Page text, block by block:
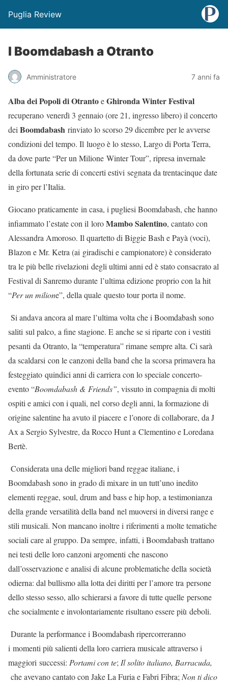
Puglia Review
I Boomdabash a Otranto
Amministratore 7 anni fa
Alba dei Popoli di OtrantoeGhironda Winter Festival
recuperano venerdì 3 gennaio (ore 21, ingresso libero) il concerto
dei Boomdabash rinviato lo scorso 29 dicembre per le avverse
condizioni del tempo. Il luogo è lo stesso, Largo di Porta Terra,
da dove parte “Per un Milione Winter Tour”, ripresa invernale
della fortunata serie di concerti estivi segnata da trentacinque date
in giro per l’Italia.
Giocano praticamente in casa, i pugliesi Boomdabash, che hanno
infiammato l’estate con il loroMambo Salentino, cantato con
Alessandra Amoroso. Il quartetto di Biggie Bash e Payà (voci),
Blazon e Mr. Ketra (ai giradischi e campionatore) è considerato
tra le più belle rivelazioni degli ultimi anni ed è stato consacrato al
Festival di Sanremo durante l’ultima edizione proprio con la hit
“Per un milione”, della quale questo tour porta il nome.
Si andava ancora al mare l’ultima volta che i Boomdabash sono
saliti sul palco, a fine stagione. E anche se si riparte con i vestiti
pesanti da Otranto, la “temperatura” rimane sempre alta. Ci sarà
da scaldarsi con le canzoni della band che la scorsa primavera ha
festeggiato quindici anni di carriera con lo speciale concerto-
evento “Boomdabash & Friends”, vissuto in compagnia di molti
ospiti e amici con i quali, nel corso degli anni, la formazione di
origine salentine ha avuto il piacere e l’onore di collaborare, da J
Ax a Sergio Sylvestre, da Rocco Hunt a Clementino e Loredana
Bertè.
Considerata una delle migliori band reggae italiane, i
Boomdabash sono in grado di mixare in un tutt’uno inedito
elementi reggae, soul, drum and bass e hip hop, a testimonianza
della grande versatilità della band nel muoversi in diversi range e
stili musicali. Non mancano inoltre i riferimenti a molte tematiche
sociali care al gruppo. Da sempre, infatti, i Boomdabash trattano
nei testi delle loro canzoni argomenti che nascono
dall’osservazione e analisi di alcune problematiche della società
odierna: dal bullismo alla lotta dei diritti per l’amore tra persone
dello stesso sesso, allo schierarsi a favore di tutte quelle persone
che socialmente e involontariamente risultano essere più deboli.
Durante la performance i Boomdabash ripercorreranno
i momenti più salienti della loro carriera musicale attraverso i
maggiori successi: Portami con te; Il solito italiano, Barracuda,
che avevano cantato con Jake La Furia e Fabri Fibra; Non ti dico